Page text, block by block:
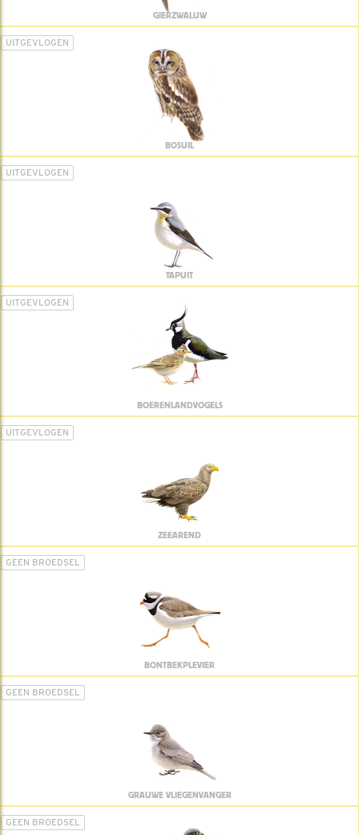
GIERZWALUW
UITGEVLOGEN
BOSUIL
UITGEVLOGEN
TAPUIT
UITGEVLOGEN
BOERENLANDVOGELS
UITGEVLOGEN
ZEEAREND
GEEN BROEDSEL
BONTBEKPLEVIER
GEEN BROEDSEL
GRAUWE VLIEGENVANGER
GEEN BROEDSEL